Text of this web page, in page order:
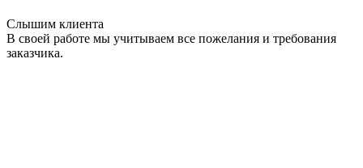
Cлышим клиента
В своей работе мы учитываем все пожелания и требования
заказчика.